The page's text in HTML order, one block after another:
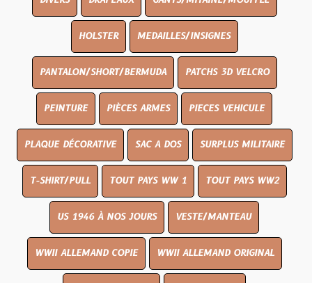
HOLSTER MEDAILLES/INSIGNES
PANTALON/SHORT/BERMUDA PATCHS 3D VELCRO
PEINTURE PIÈCES ARMES PIECES VEHICULE
PLAQUE DÉCORATIVE SAC A DOS SURPLUS MILITAIRE
T-SHIRT/PULL TOUT PAYS WW 1 TOUT PAYS WW2
US 1946 À NOS JOURS VESTE/MANTEAU
WWII ALLEMAND COPIE WWII ALLEMAND ORIGINAL